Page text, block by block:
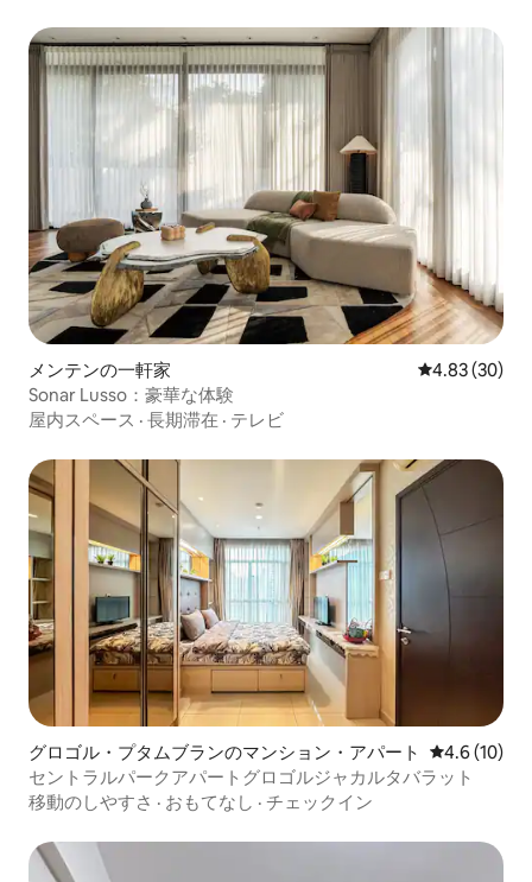
メンテンの一軒家 レビュー30
4.83 (30)
Sonar Lusso：豪華な体験
屋内スペース · 長期滞在 · テレビ
グロゴル・プタムブランのマンション・アパート レビュー10
4.6 (10)
セントラルパークアパートグロゴルジャカルタバラット
移動のしやすさ · おもてなし · チェックイン